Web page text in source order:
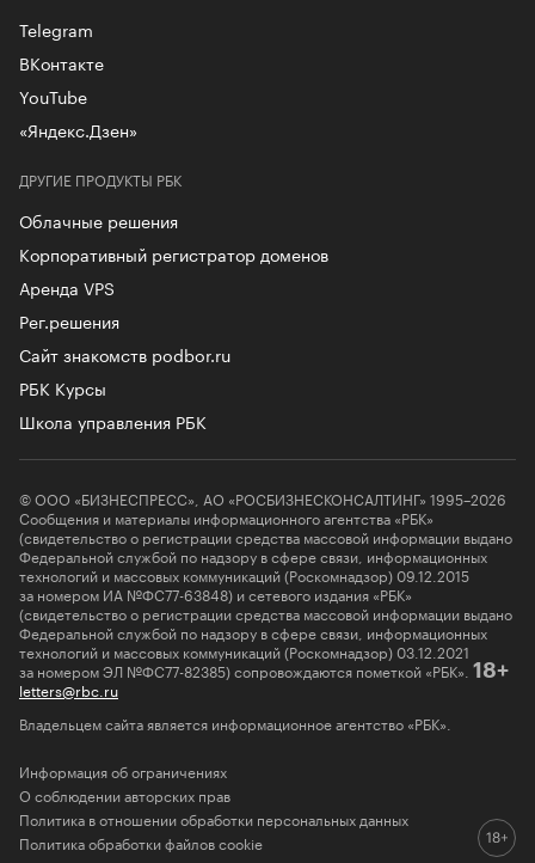
ДРУГИЕ ПРОДУКТЫ РБК
Облачные решения
Корпоративный регистратор доменов
Аренда VPS
Рег.решения
Сайт знакомств podbor.ru
РБК Курсы
Школа управления РБК
Telegram
ВКонтакте
YouTube
«Яндекс.Дзен»
© ООО «БИЗНЕСПРЕСС», АО «РОСБИЗНЕСКОНСАЛТИНГ» 1995–2026
Сообщения и материалы информационного агентства «РБК»
(свидетельство о регистрации средства массовой информации выдано
Федеральной службой по надзору в сфере связи, информационных
технологий и массовых коммуникаций (Роскомнадзор) 09.12.2015
за номером ИА №ФС77-63848) и сетевого издания «РБК»
(свидетельство о регистрации средства массовой информации выдано
Федеральной службой по надзору в сфере связи, информационных
технологий и массовых коммуникаций (Роскомнадзор) 03.12.2021
за номером ЭЛ №ФС77-82385) сопровождаются пометкой «РБК». 18+
letters@rbc.ru
Владельцем сайта является информационное агентство «РБК».
Информация об ограничениях
О соблюдении авторских прав
Политика в отношении обработки персональных данных
Политика обработки файлов cookie